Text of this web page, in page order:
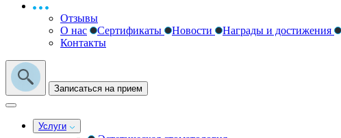
Отзывы
О нас
Сертификаты Новости Награды и достижения
Контакты
Записаться на прием
Услуги